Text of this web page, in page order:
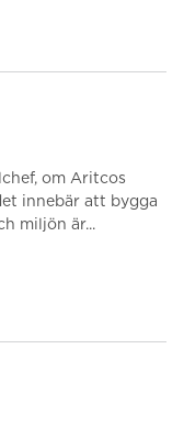
om Aritcos
innebär att bygga
miljön är...